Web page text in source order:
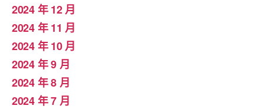
2024 年 12 月
2024 年 11 月
2024 年 10 月
2024 年 9 月
2024 年 8 月
2024 年 7 月